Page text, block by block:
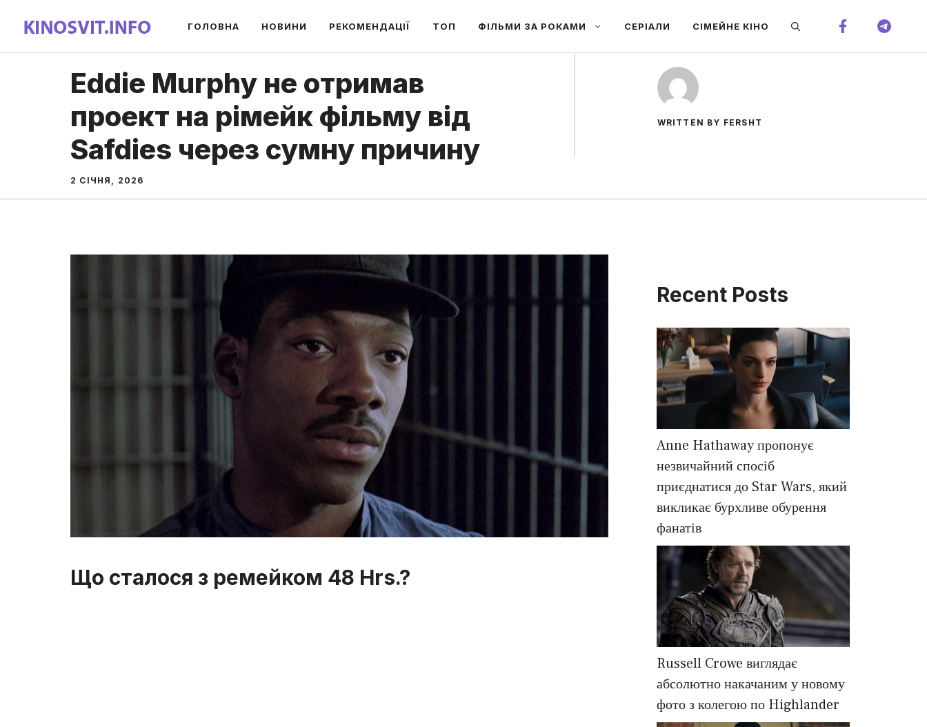
вмісту
ГОЛОВНА НОВИНИ РЕКОМЕНДАЦІЇ ТОП ФІЛЬМИ ЗА РОКАМИ СЕРІАЛИ СІМЕЙНЕ КІНО
Eddie Murphy не отримав
проект на рімейк фільму від
Safdies через сумну причину
2 СІЧНЯ, 2026
WRITTEN BY FERSHT
Що сталося з ремейком 48 Hrs.?
Recent Posts
Anne Hathaway пропонує
незвичайний спосіб
приєднатися до Star Wars, який
викликає бурхливе обурення
фанатів
Russell Crowe виглядає
абсолютно накачаним у новому
фото з колегою по Highlander